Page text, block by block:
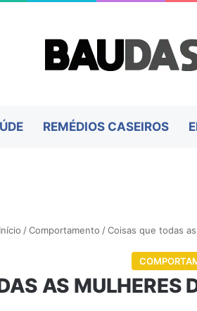
REMÉDIOS CASEIROS
/ Comportamento / Coisas que todas
AS MULHERES